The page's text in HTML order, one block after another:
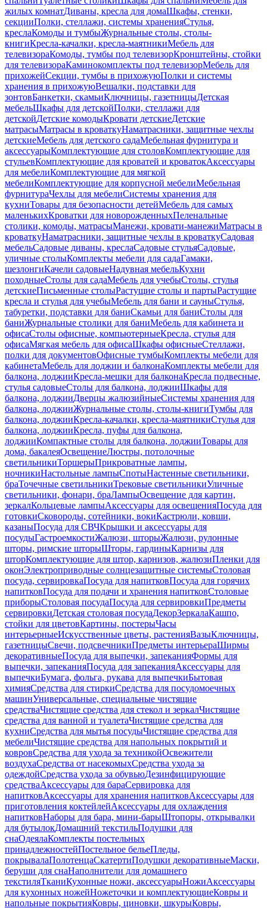
жилых комнатДиваны, кресла для домаШкафы, стенки,
секцииПолки, стеллажи, системы храненияСтулья,
креслаКомоды и тумбыЖурнальные столы, столы-
книгиКресла-качалки, кресла-маятникиМебель для
телевизораКомоды, тумбы под телевизорКронштейны, стойки
для телевизораКаминокомплекты под телевизорМебель для
прихожейСекции, тумбы в прихожуюПолки и системы
хранения в прихожуюВешалки, подставки для
зонтовБанкетки, скамьиКлючницы, газетницыДетская
мебельШкафы для детскойПолки, стеллажи для
детскойДетские комодыКровати детскиеДетские
матрасыМатрасы в кроваткуНаматрасники, защитные чехлы
детскиеМебель для детского садаМебельная фурнитура и
аксессуарыКомплектующие для столовКомплектующие для
стульевКомплектующие для кроватей и кроватокАксессуары
для мебелиКомплектующие для мягкой
мебелиКомплектующие для корпусной мебелиМебельная
фурнитураЧехлы для мебелиСистемы хранения для
кухниТовары для безопасности детейМебель для самых
маленькихКроватки для новорожденныхПеленальные
столики, комоды, матрасыМанежи, кровати-манежиМатрасы в
кроваткуНаматрасники, защитные чехлы в кроваткуСадовая
мебельСадовые диваны, креслаСадовые стульяСадовые,
уличные столыКомплекты мебели для садаГамаки,
шезлонгиКачели садовыеНадувная мебельКухни
походныеСтолы для садаМебель для учебыСтолы, стулья
детскиеПисьменные столыРастущие столы и партыРастущие
кресла и стулья для учебыМебель для бани и сауныСтулья,
табуретки, подставки для баниСкамьи для баниСтолы для
баниЖурнальные столики для баниМебель для кабинета и
офисаСтолы офисные, компьютерныеКресла, стулья для
офисаМягкая мебель для офисаШкафы офисныеСтеллажи,
полки для документовОфисные тумбыКомплекты мебели для
кабинетаМебель для лоджии и балконаКомплекты мебели для
балкона, лоджииКресла-мешки для балконаКресла подвесные,
стулья садовыеСтолы для балкона, лоджииШкафы для
балкона, лоджииДверцы жалюзийныеСистемы хранения для
балкона, лоджииЖурнальные столы, столы-книгиТумбы для
балкона, лоджииКресла-качалки, кресла-маятникиСтулья для
балкона, лоджииКресла, пуфы для балкона,
лоджииКомпактные столы для балкона, лоджииТовары для
дома, бакалеяОсвещениеЛюстры, потолочные
светильникиТоршерыПрикроватные лампы,
ночникиНастольные лампыСпотыНастенные светильники,
браТочечные светильникиТрековые светильникиУличные
светильники, фонари, браЛампыОсвещение для картин,
зеркалКольцевые лампыАксессуары для освещенияПосуда для
готовкиСковороды, сотейники, вокиКастрюли, ковши,
казаныПосуда для СВЧКрышки и аксессуары для
посудыГастроемкостиЖалюзи, шторыЖалюзи, рулонные
шторы, римские шторыШторы, гардиныКарнизы для
шторКомплектующие для штор, карнизов, жалюзиПленки для
оконЭлектроприводные солнцезащитные системыСтоловая
посуда, сервировкаПосуда для напитковПосуда для горячих
напитковПосуда для подачи и хранения напитковСтоловые
приборыСтоловая посудаПосуда для сервировкиПредметы
сервировкиДетская столовая посудаДекорЗеркалаКашпо,
стойки для цветовКартины, постерыЧасы
интерьерныеИскусственные цветы, растенияВазыКлючницы,
газетницыСвечи, подсвечникиПредметы интерьераШирмы
декоративныеПосуда для выпечки, запеканияФормы для
выпечки, запеканияПосуда для запеканияАксессуары для
выпечкиБумага, фольга, рукава для выпечкиБытовая
химияСредства для стиркиСредства для посудомоечных
машинУниверсальные, специальные чистящие
средстваЧистящие средства для стекол и зеркалЧистящие
средства для ванной и туалетаЧистящие средства для
кухниСредства для мытья посудыЧистящие средства для
мебелиЧистящие средства для напольных покрытий и
ковровСредства для ухода за техникойОсвежители
воздухаСредства от насекомыхСредства ухода за
одеждойСредства ухода за обувьюДезинфицирующие
средстваАксессуары для бараСервировка для
напитковАксессуары для хранения напитковАксессуары для
приготовления коктейлейАксессуары для охлаждения
напитковНаборы для бара, мини-барыШтопоры, открывалки
для бутылокДомашний текстильПодушки для
снаОдеялаКомплекты постельных
принадлежностейПостельное бельеПледы,
покрывалаПолотенцаСкатертиПодушки декоративныеМаски,
беруши для снаНаполнители для домашнего
текстиляТканиКухонные ножи, аксессуарыНожиАксессуары
для кухонных ножейНожеточки и комплектующиеКовры и
напольные покрытияКовры, циновки, шкурыКовры,